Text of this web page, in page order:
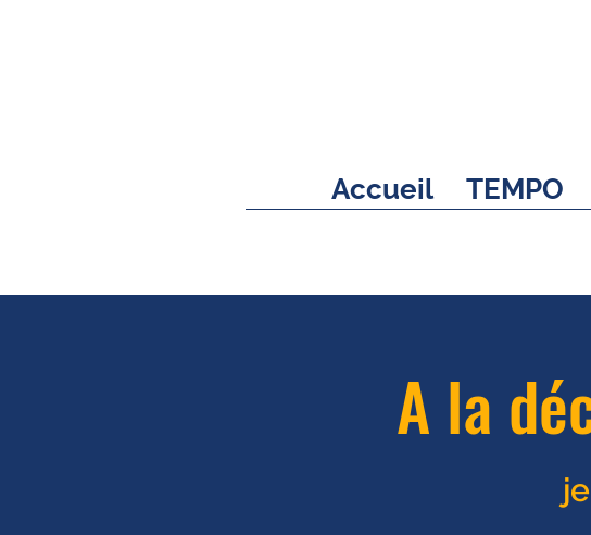
Accueil TEMPO
A la